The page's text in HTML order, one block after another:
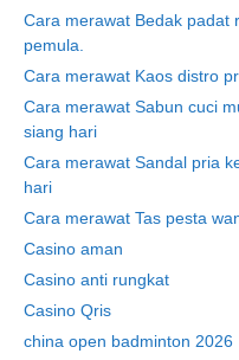
Cara merawat Bedak padat
pemula.
Cara merawat Kaos distro
Cara merawat Sabun cuci
siang hari
Cara merawat Sandal pria
hari
Cara merawat Tas pesta
Casino aman
Casino anti rungkat
Casino Qris
china open badminton 2026